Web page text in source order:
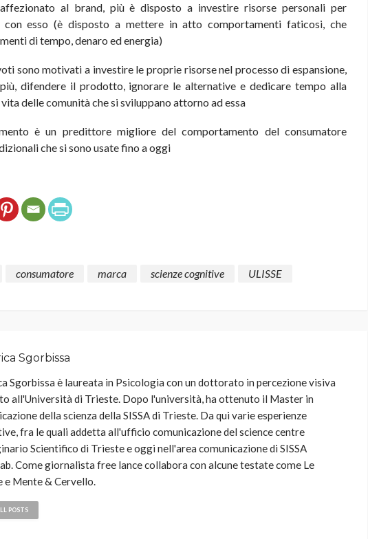
al brand, più è disposto a investire risorse personali per
con esso (è disposto a mettere in atto comportamenti faticosi, che
di tempo, denaro ed energia)
sono motivati a investire le proprie risorse nel processo di espansione,
difendere il prodotto, ignorare le alternative e dedicare tempo alla
delle comunità che si sviluppano attorno ad essa
è un predittore migliore del comportamento del consumatore
che si sono usate fino a oggi
consumatore marca scienze cognitive ULISSE
Sgorbissa
Sgorbissa è laureata in Psicologia con un dottorato in percezione visiva
all'Università di Trieste. Dopo l'università, ha ottenuto il Master in
della scienza della SISSA di Trieste. Da qui varie esperienze
fra le quali addetta all'ufficio comunicazione del science centre
Scientifico di Trieste e oggi nell'area comunicazione di SISSA
Come giornalista free lance collabora con alcune testate come Le
e Mente & Cervello.
POSTS